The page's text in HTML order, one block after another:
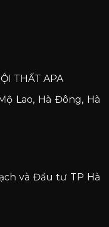
THẤT APA
Lao, Hà Đông, Hà
và Đầu tư TP Hà